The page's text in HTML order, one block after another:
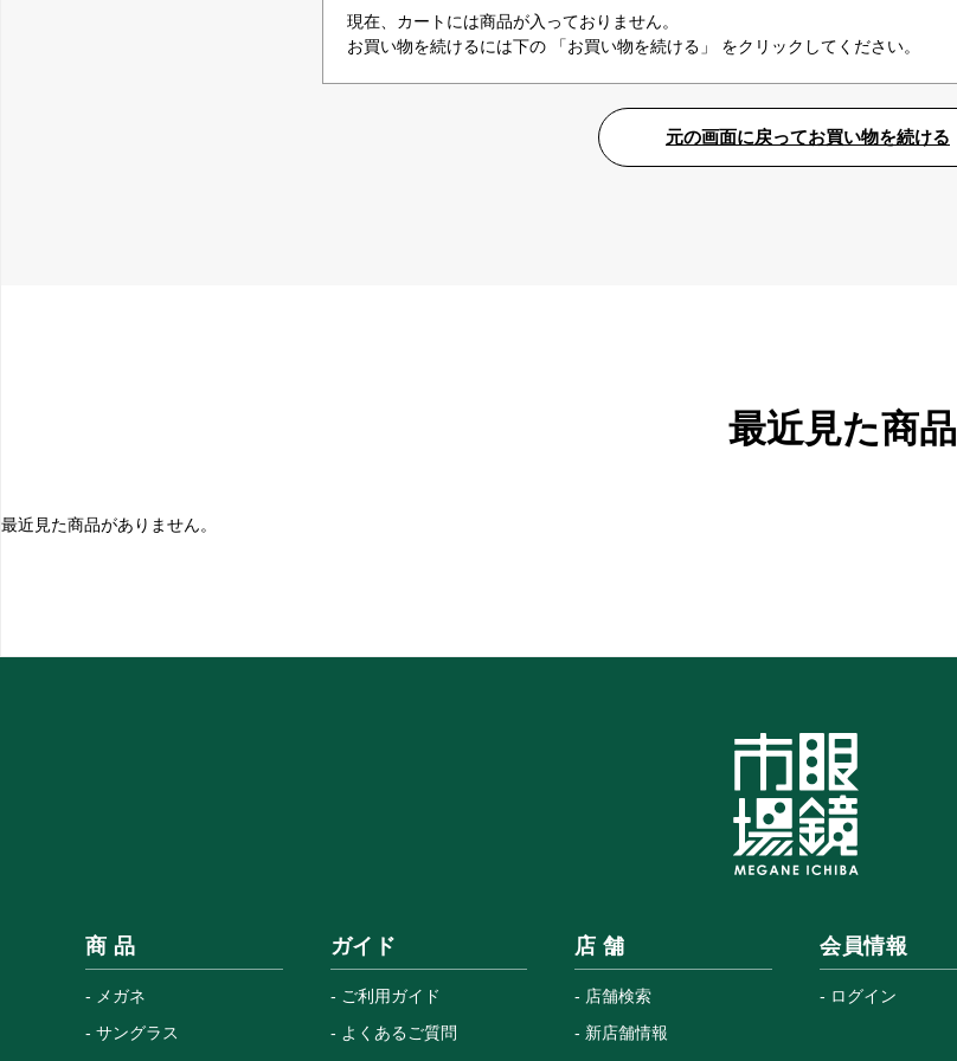
現在、カートには商品が入っておりません。
お買い物を続けるには下の 「お買い物を続ける」 をクリックしてください。
最近見た商品
最近見た商品がありません。
商 品
メガネ
サングラス
ガイド
ご利用ガイド
よくあるご質問
店 舗
店舗検索
新店舗情報
会員情報
ログイン